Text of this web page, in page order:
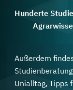
Hunderte
Außerdem
Unialltag, Tipps